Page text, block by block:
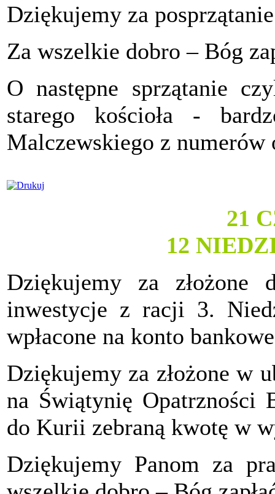
Dziękujemy za
Za wszelkie dobro – Bóg
O następne sprzątanie
starego kościoła -
Malczewskiego z numerów
21
12
Dziękujemy za złożone
inwestycje z racji 3.
wpłacone na konto
Dziękujemy za złożone w
na Świątynię Opatrzności
do Kurii zebraną kwotę w
Dziękujemy Panom za